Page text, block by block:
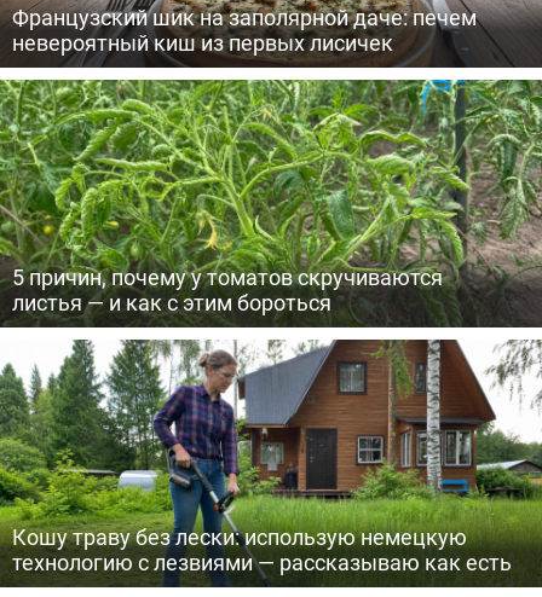
Французский шик на заполярной даче: печем
невероятный киш из первых лисичек
5 причин, почему у томатов скручиваются
листья — и как с этим бороться
Кошу траву без лески: использую немецкую
технологию с лезвиями — рассказываю как есть